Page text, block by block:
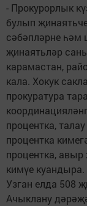
- Прокурорлык
булып
сәбәпләрне һәм
җинаятьләр
карамастан,
кала. Хокук
прокуратура
процентка,
процентка
процентка,
кимүе куандыра.
Узган елда 508
Ачыклану